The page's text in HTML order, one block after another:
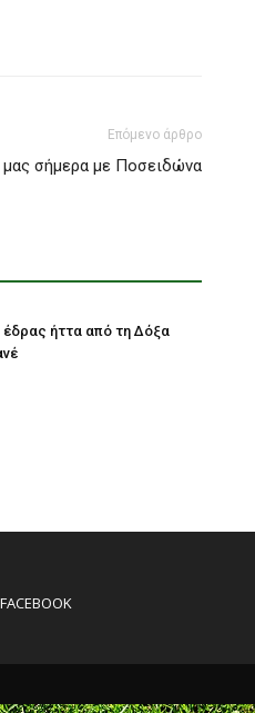
Επόμενο άρθρο
μας σήμερα με Ποσειδώνα
έδρας ήττα από τη Δόξα
FACEBOOK